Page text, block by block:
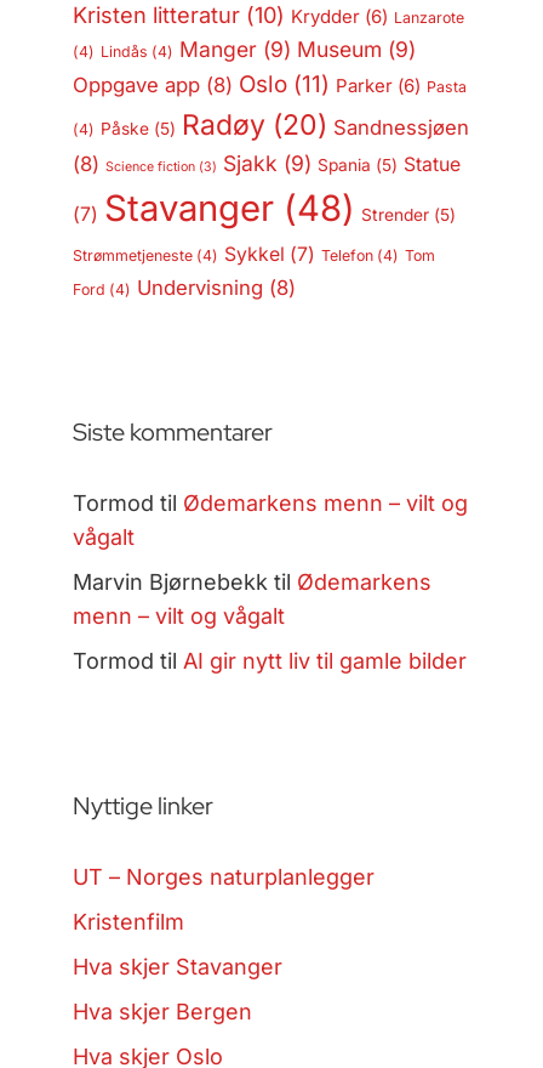
Kristen litteratur(10) Krydder(6) Lanzarote
(4) Lindås (4) Manger(9) Museum (9)
Oppgave app(8) Oslo(11) Parker(6) Pasta
(4) Påske(5) Radøy(20) Sandnessjøen
(8) Science fiction(3) Sjakk (9) Spania (5) Statue
(7) Stavanger(48) Strender(5)
Strømmetjeneste(4) Sykkel (7) Telefon(4) Tom
Ford (4) Undervisning (8)
Siste kommentarer
Tormod til Ødemarkens menn – vilt og
vågalt
Marvin Bjørnebekk til Ødemarkens
menn – vilt og vågalt
Tormod til AI gir nytt liv til gamle bilder
Nyttige linker
UT – Norges naturplanlegger
Kristenfilm
Hva skjer Stavanger
Hva skjer Bergen
Hva skjer Oslo